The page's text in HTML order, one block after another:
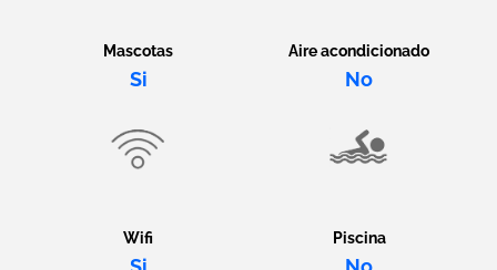
Mascotas
Si
Aire acondicionado
No
Wifi Piscina